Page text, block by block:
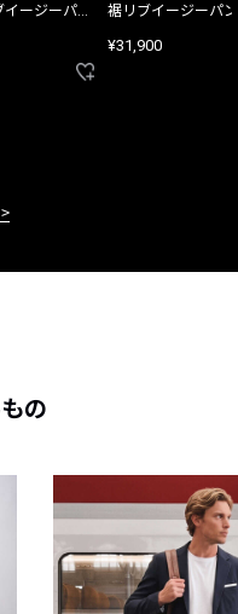
ージーパン
裾リブイージーパ
¥31,900
の